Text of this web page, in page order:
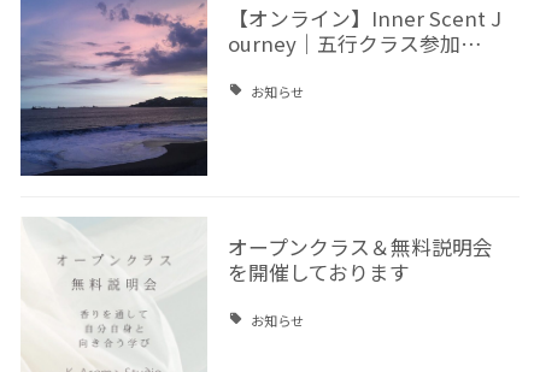
【オンライン】Inner Scent J
ourney｜五行クラス参加…
お知らせ
オープンクラス＆無料説明会
を開催しております
お知らせ